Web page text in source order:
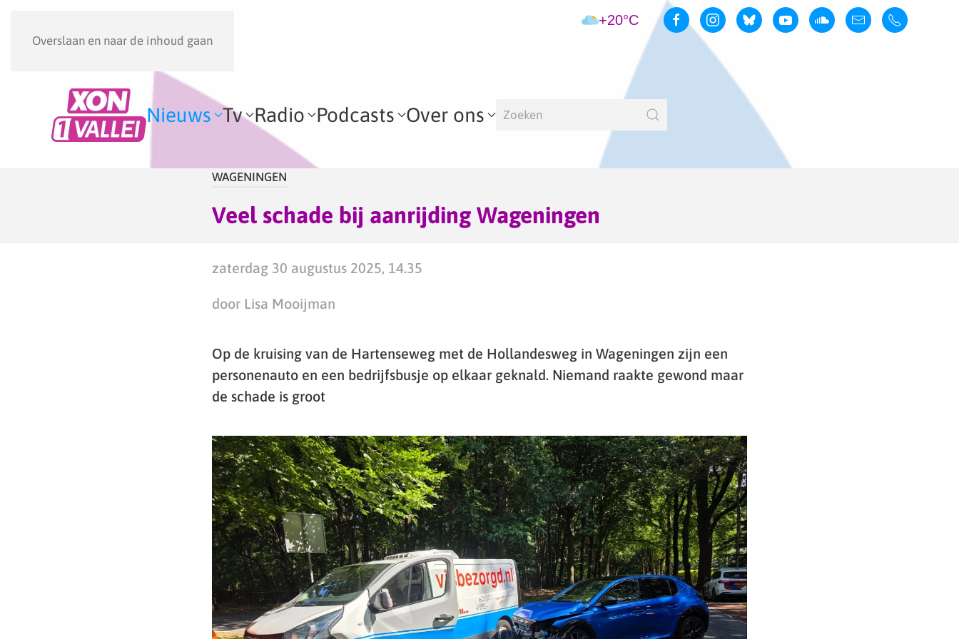
Overslaan en naar de inhoud gaan
+20°C
Nieuws Tv Radio Podcasts Over ons
WAGENINGEN
Veel schade bij aanrijding Wageningen
zaterdag 30 augustus 2025, 14.35
door Lisa Mooijman
Op de kruising van de Hartenseweg met de Hollandesweg in Wageningen zijn een
personenauto en een bedrijfsbusje op elkaar geknald. Niemand raakte gewond maar
de schade is groot